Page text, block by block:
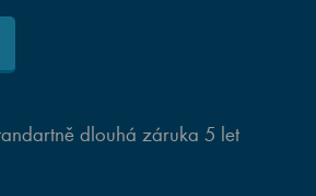
dlouhá záruka 5 let